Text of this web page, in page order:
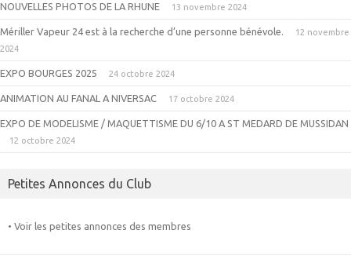
NOUVELLES PHOTOS DE LA RHUNE 13 novembre 2024
Mériller Vapeur 24 est à la recherche d’une personne bénévole.
12 novembre
2024
EXPO BOURGES 2025 24 octobre 2024
ANIMATION AU FANAL A NIVERSAC 17 octobre 2024
EXPO DE MODELISME / MAQUETTISME DU 6/10 A ST MEDARD DE MUSSIDAN
12 octobre 2024
Petites Annonces du Club
• Voir les petites annonces des membres